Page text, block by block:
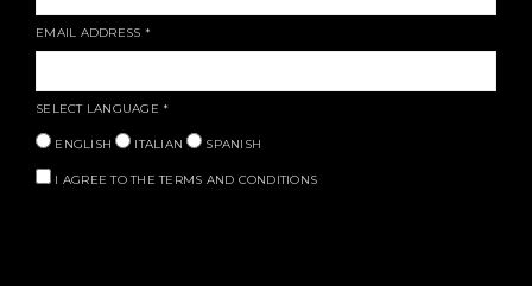
EMAIL ADDRESS *
SELECT LANGUAGE *
ENGLISH ITALIAN SPANISH
I AGREE TO THE TERMS AND CONDITIONS